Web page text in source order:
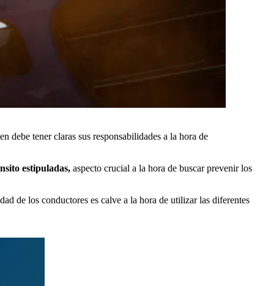
debe tener claras sus responsabilidades a la hora de
estipuladas, aspecto crucial a la hora de buscar prevenir los
de los conductores es calve a la hora de utilizar las diferentes